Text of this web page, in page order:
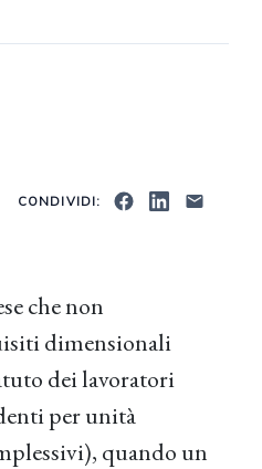
CONDIVIDI:
che non
dimensionali
dei lavoratori
per unità
quando un